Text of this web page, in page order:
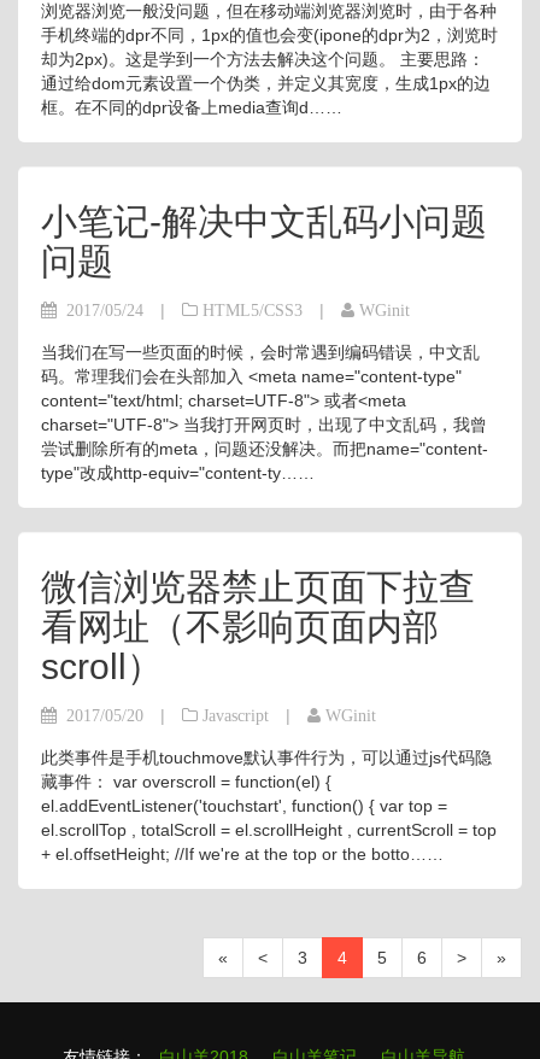
浏览器浏览一般没问题，但在移动端浏览器浏览时，由于各种
手机终端的dpr不同，1px的值也会变(ipone的dpr为2，浏览时
却为2px)。这是学到一个方法去解决这个问题。 主要思路：
通过给dom元素设置一个伪类，并定义其宽度，生成1px的边
框。在不同的dpr设备上media查询d……
小笔记-解决中文乱码小问题
问题
2017/05/24 | HTML5/CSS3 | WGinit
当我们在写一些页面的时候，会时常遇到编码错误，中文乱
码。常理我们会在头部加入 <meta name="content-type"
content="text/html; charset=UTF-8"> 或者<meta
charset="UTF-8"> 当我打开网页时，出现了中文乱码，我曾
尝试删除所有的meta，问题还没解决。而把name="content-
type"改成http-equiv="content-ty……
微信浏览器禁止页面下拉查
看网址（不影响页面内部
scroll）
2017/05/20 | Javascript | WGinit
此类事件是手机touchmove默认事件行为，可以通过js代码隐
藏事件： var overscroll = function(el) {
el.addEventListener('touchstart', function() { var top =
el.scrollTop , totalScroll = el.scrollHeight , currentScroll = top
+ el.offsetHeight; //If we're at the top or the botto……
« < 3 4 5 6 > »